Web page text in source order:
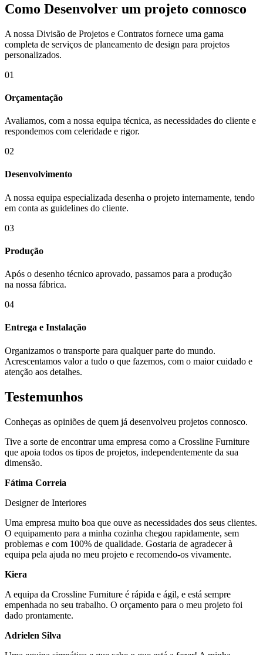
Como Desenvolver um projeto connosco
A nossa Divisão de Projetos e Contratos fornece uma gama
completa de serviços de planeamento de design para projetos
personalizados.
01
Orçamentação
Avaliamos, com a nossa equipa técnica, as necessidades do cliente e
respondemos com celeridade e rigor.
02
Desenvolvimento
A nossa equipa especializada desenha o projeto internamente, tendo
em conta as guidelines do cliente.
03
Produção
Após o desenho técnico aprovado, passamos para a produção
na nossa fábrica.
04
Entrega e Instalação
Organizamos o transporte para qualquer parte do mundo.
Acrescentamos valor a tudo o que fazemos, com o maior cuidado e
atenção aos detalhes.
Testemunhos
Conheças as opiniões de quem já desenvolveu projetos connosco.
Tive a sorte de encontrar uma empresa como a Crossline Furniture
que apoia todos os tipos de projetos, independentemente da sua
dimensão.
Fátima Correia
Designer de Interiores
Uma empresa muito boa que ouve as necessidades dos seus clientes.
O equipamento para a minha cozinha chegou rapidamente, sem
problemas e com 100% de qualidade. Gostaria de agradecer à
equipa pela ajuda no meu projeto e recomendo-os vivamente.
Kiera
A equipa da Crossline Furniture é rápida e ágil, e está sempre
empenhada no seu trabalho. O orçamento para o meu projeto foi
dado prontamente.
Adrielen Silva